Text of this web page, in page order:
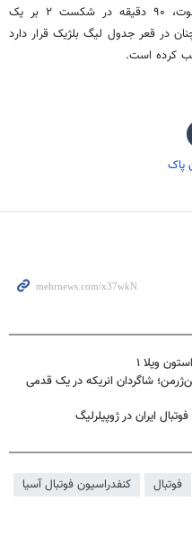
فیصل الغامدی، ملی‌پوش عربستانی بیرشوت، ۹۰ دقیقه در شکست ۲ بر یک
در قعر جدول لیگ بلژیک قرار دارد
پاک
شاگردان انریکه در یک قدمی
ایران در ژوپیلرلیگ
فوتبال
کنفدراسیون فوتبال آسیا